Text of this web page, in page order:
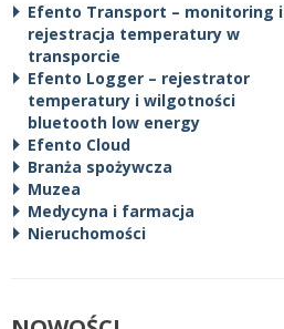
Efento Transport – monitoring i
rejestracja temperatury w
transporcie
Efento Logger – rejestrator
temperatury i wilgotności
bluetooth low energy
Efento Cloud
Branża spożywcza
Muzea
Medycyna i farmacja
Nieruchomości